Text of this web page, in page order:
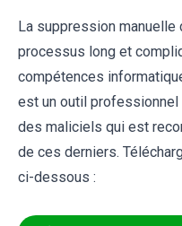
La suppression
processus long et
compétences
est un outil
des maliciels qui est
de ces derniers.
ci-dessous :